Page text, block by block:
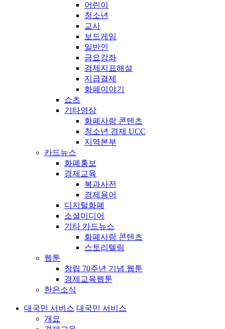
어린이
청소년
교사
보드게임
일반인
금요강좌
경제지표해설
지급결제
화폐이야기
쇼츠
기타영상
화폐사랑 콘텐츠
청소년 경제 UCC
지역본부
카드뉴스
화폐홍보
경제교육
복과사전
경제용어
디지털화폐
소셜미디어
기타 카드뉴스
화폐사랑 콘텐츠
스토리텔링
웹툰
창립 70주년 기념 웹툰
경제교육웹툰
한은소식
대국민 서비스 대국민 서비스
개요